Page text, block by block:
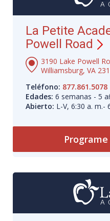
La Petite
Powell Road
3190 Lake Powell
Williamsburg, VA
Teléfono: 877.861.5078
Edades: 6 semanas - 5
Abierto: L-V, 6:30 a. m.-